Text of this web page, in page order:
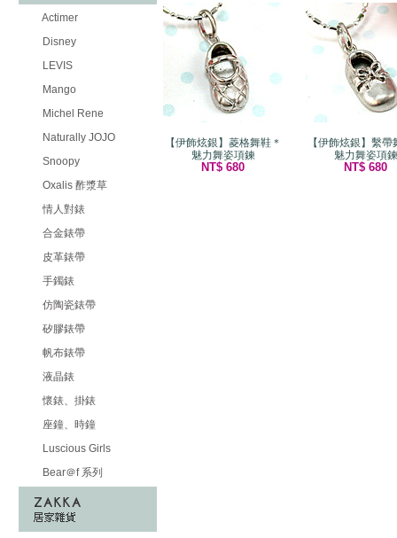
Actimer
Disney
LEVIS
Mango
Michel Rene
Naturally JOJO
Snoopy
Oxalis 酢漿草
情人對錶
合金錶帶
皮革錶帶
手鐲錶
仿陶瓷錶帶
矽膠錶帶
帆布錶帶
液晶錶
懷錶、掛錶
座鐘、時鐘
Luscious Girls
Bear＠f 系列
【伊飾炫銀】菱格舞鞋＊
魅力舞姿項鍊
NT$ 680
【伊飾炫銀】繫帶
魅力舞姿項鍊
NT$ 680